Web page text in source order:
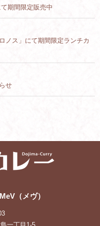
期間限定販売中
ノス」にて期間限定ランチカ
せ
（メヴ）